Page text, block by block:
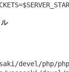
devel/php/